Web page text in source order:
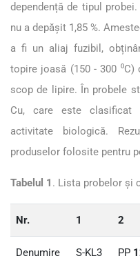
dependență de tipul
nu a depășit 1,85 %.
a fi un aliaj fuzibil,
topire joasă (150 - 300
scop de lipire. În probele
Cu, care este
activitate biologică.
produselor folosite pentru
Tabelul 1 . Lista probelor și
Nr. 1 2
Denumire S-KL3 PP